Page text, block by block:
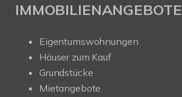
IMMOBILIENANGEBOTE
Eigentumswohnungen
Häuser zum Kauf
Grundstücke
Mietangebote